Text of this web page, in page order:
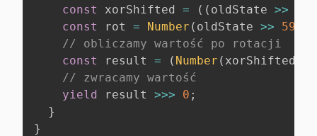
const
xorShifted = ( ( oldState >>
const
rot = Number ( oldState >> 59n
// obliczamy wartość po rotacji
const
result = ( Number ( xorShifted
// zwracamy wartość
yield
result >>> 0 ;
}
}